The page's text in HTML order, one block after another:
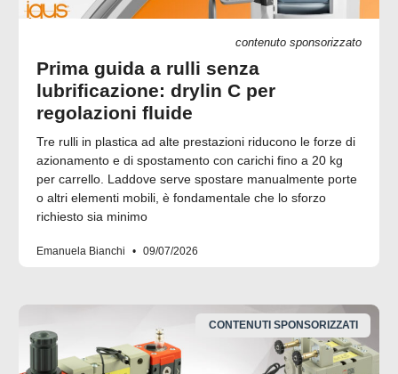
contenuto sponsorizzato
Prima guida a rulli senza
lubrificazione: drylin C per
regolazioni fluide
Tre rulli in plastica ad alte prestazioni riducono le forze di
azionamento e di spostamento con carichi fino a 20 kg
per carrello. Laddove serve spostare manualmente porte
o altri elementi mobili, è fondamentale che lo sforzo
richiesto sia minimo
Emanuela Bianchi 09/07/2026
CONTENUTI SPONSORIZZATI